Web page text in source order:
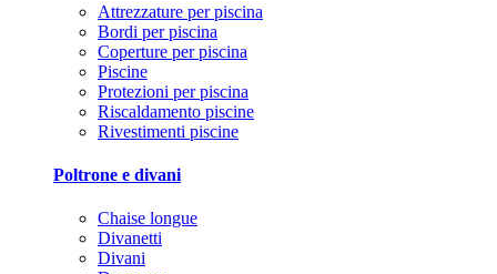
Attrezzature per piscina
Bordi per piscina
Coperture per piscina
Piscine
Protezioni per piscina
Riscaldamento piscine
Rivestimenti piscine
Poltrone e divani
Chaise longue
Divanetti
Divani